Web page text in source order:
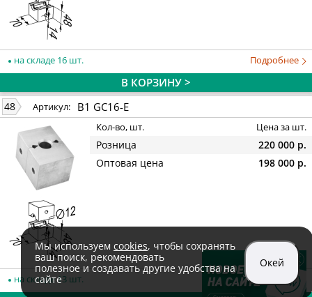
на складе 16 шт. Подробнее
В КОРЗИНУ >
48 Артикул: B1 GC16-E
Кол-во, шт. Цена за шт.
Розница
220 000 р.
Оптовая цена
198 000 р.
на складе 13 шт. Подробнее
Мы используем cookies, чтобы сохранять
ваш поиск, рекомендовать
полезное и создавать другие удобства на
сайте
Окей